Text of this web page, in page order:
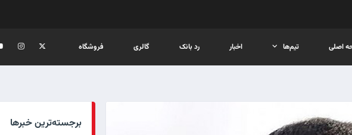
اصلی تیم‌ها اخبار رد بانک گالری فروشگاه
برجسته‌ترین خبرها